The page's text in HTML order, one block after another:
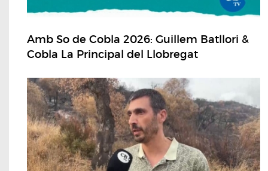
Amb So de Cobla 2026: Guillem Batllori &
Cobla La Principal del Llobregat